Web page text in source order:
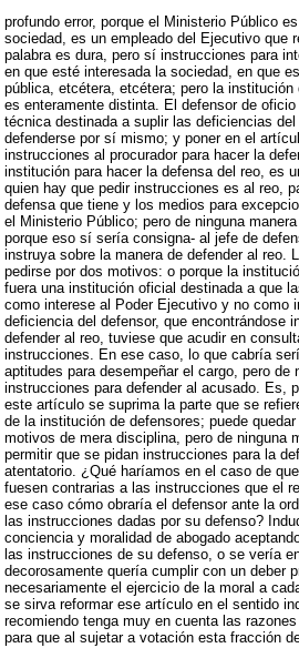
profundo error, porque el Ministerio Público
sociedad, es un empleado del Ejecutivo que
palabra es dura, pero sí instrucciones para
en que esté interesada la sociedad, en que
pública, etcétera, etcétera; pero la
es enteramente distinta. El defensor de
técnica destinada a suplir las deficiencias
defenderse por sí mismo; y poner en el
instrucciones al procurador para hacer la
institución para hacer la defensa del reo, es
quien hay que pedir instrucciones es al reo,
defensa que tiene y los medios para
el Ministerio Público; pero de ninguna
porque eso sí sería consigna- al jefe de
instruya sobre la manera de defender al reo.
pedirse por dos motivos: o porque la
fuera una institución oficial destinada a que
como interese al Poder Ejecutivo y no como
deficiencia del defensor, que encontrándose
defender al reo, tuviese que acudir en
instrucciones. En ese caso, lo que cabría
aptitudes para desempeñar el cargo, pero de
instrucciones para defender al acusado. Es,
este artículo se suprima la parte que se
de la institución de defensores; puede
motivos de mera disciplina, pero de ninguna
permitir que se pidan instrucciones para la
atentatorio. ¿Qué haríamos en el caso de
fuesen contrarias a las instrucciones que el
ese caso cómo obraría el defensor ante la
las instrucciones dadas por su defenso?
conciencia y moralidad de abogado
las instrucciones de su defenso, o se vería
decorosamente quería cumplir con un deber
necesariamente el ejercicio de la moral a
se sirva reformar ese artículo en el sentido
recomiendo tenga muy en cuenta las
para que al sujetar a votación esta fracción